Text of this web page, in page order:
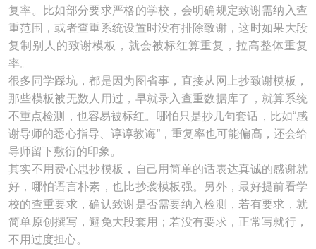
复率。比如部分要求严格的学校，会明确规定致谢需纳入查
重范围，或者查重系统设置时没有排除致谢，这时如果大段
复制别人的致谢模板，就会被标红算重复，拉高整体重复
率。
很多同学踩坑，都是因为图省事，直接从网上抄致谢模板，
那些模板被无数人用过，早就录入查重数据库了，就算系统
不重点检测，也容易被标红。哪怕只是抄几句套话，比如“感
谢导师的悉心指导、谆谆教诲”，重复率也可能偏高，还会给
导师留下敷衍的印象。
其实不用费心思抄模板，自己用简单的话表达真诚的感谢就
好，哪怕语言朴素，也比抄袭模板强。另外，最好提前看学
校的查重要求，确认致谢是否需要纳入检测，若有要求，就
简单原创撰写，避免大段套用；若没有要求，正常写就行，
不用过度担心。